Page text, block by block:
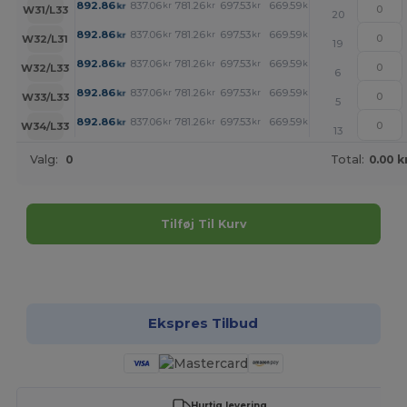
W31/L33
892.86kr 837.06 kr 781.26 kr 697.53 kr 669.59 kr +
20
W32/L31
892.86kr 837.06 kr 781.26 kr 697.53 kr 669.59 kr +
19
W32/L33
892.86kr 837.06 kr 781.26 kr 697.53 kr 669.59 kr +
6
W33/L33
892.86kr 837.06 kr 781.26 kr 697.53 kr 669.59 kr +
5
W34/L33
892.86kr 837.06 kr 781.26 kr 697.53 kr 669.59 kr +
13
Valg: 0 Total: 0.00
Tilføj Til Kurv
Ekspres Tilbud